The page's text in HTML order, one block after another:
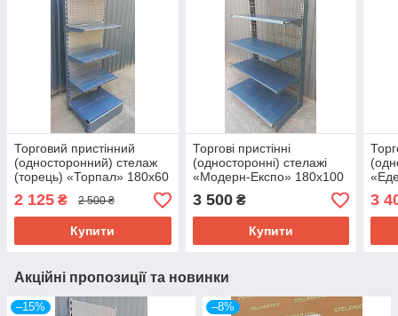
Торговий пристінний
(односторонний) стелаж
(торець) «Торпал» 180х60
см., RAL-7024, Б/у
2 125 ₴ 2 500 ₴
Купити
Торгові пристінні
(односторонні) стелажі
«Модерн-Експо» 180х100
см., чорний, Б/у
3 500₴
Купити
3
Акційні пропозиції та новинки
–15% –8%